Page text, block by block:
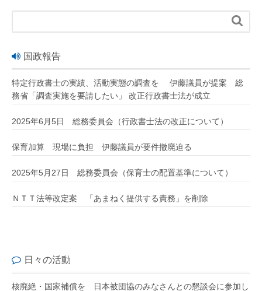

国政報告
特定行政書士の実績、活動実態の調査を 伊藤議員が提案 総
務省「調査実施を要請したい」 改正行政書士法が成立
2025年6月5日 総務委員会（行政書士法の改正について）
保育加算 現場に負担 伊藤議員が要件撤廃迫る
2025年5月27日 総務委員会（保育士の配置基準について）
ＮＴＴ法等改定案 「あまねく提供する責務」を削除
日々の活動
核廃絶・国家補償を 日本被団協のみなさんとの懇談会に参加し